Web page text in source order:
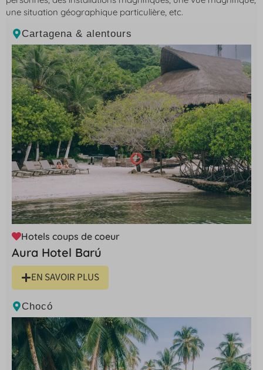
une situation géographique particulière, etc.
Cartagena & alentours
Hotels coups de coeur
Aura Hotel Barú
EN SAVOIR PLUS
Chocó